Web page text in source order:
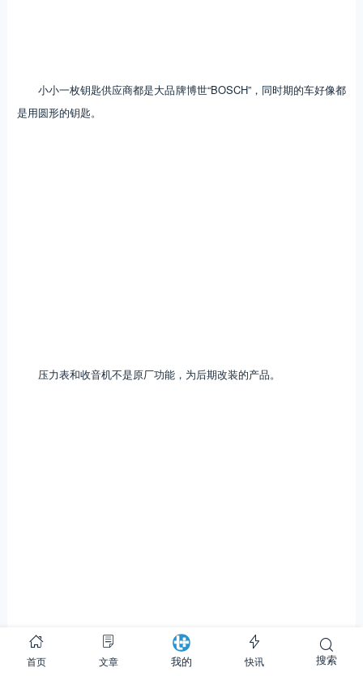
小小一枚钥匙供应商都是大品牌博世“BOSCH”，同时期的车好像都
是用圆形的钥匙。
压力表和收音机不是原厂功能，为后期改装的产品。
手刹的位置比较偏下，习惯之后就能做到盲操作。大灯和远近光开
关就在边上，往外拉出一档就是打开大灯，再拉一档就是远光灯。额，
首页 文章 我的 快讯 搜索